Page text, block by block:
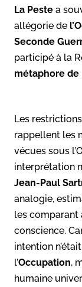
La Peste a
allégorie de
Seconde
participé à la
métaphore de
Les
rappellent les
vécues sous
interprétation
Jean-Paul
analogie,
les comparant
conscience.
intention
l’Occupation,
humaine